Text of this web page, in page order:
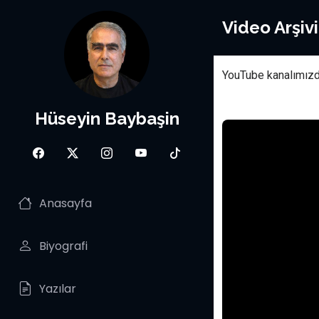
Hüseyin Baybaşin
Anasayfa
Biyografi
Yazılar
Video Arşivi
YouTube